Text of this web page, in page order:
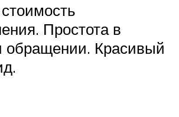
Простота в
обращении. Красивый